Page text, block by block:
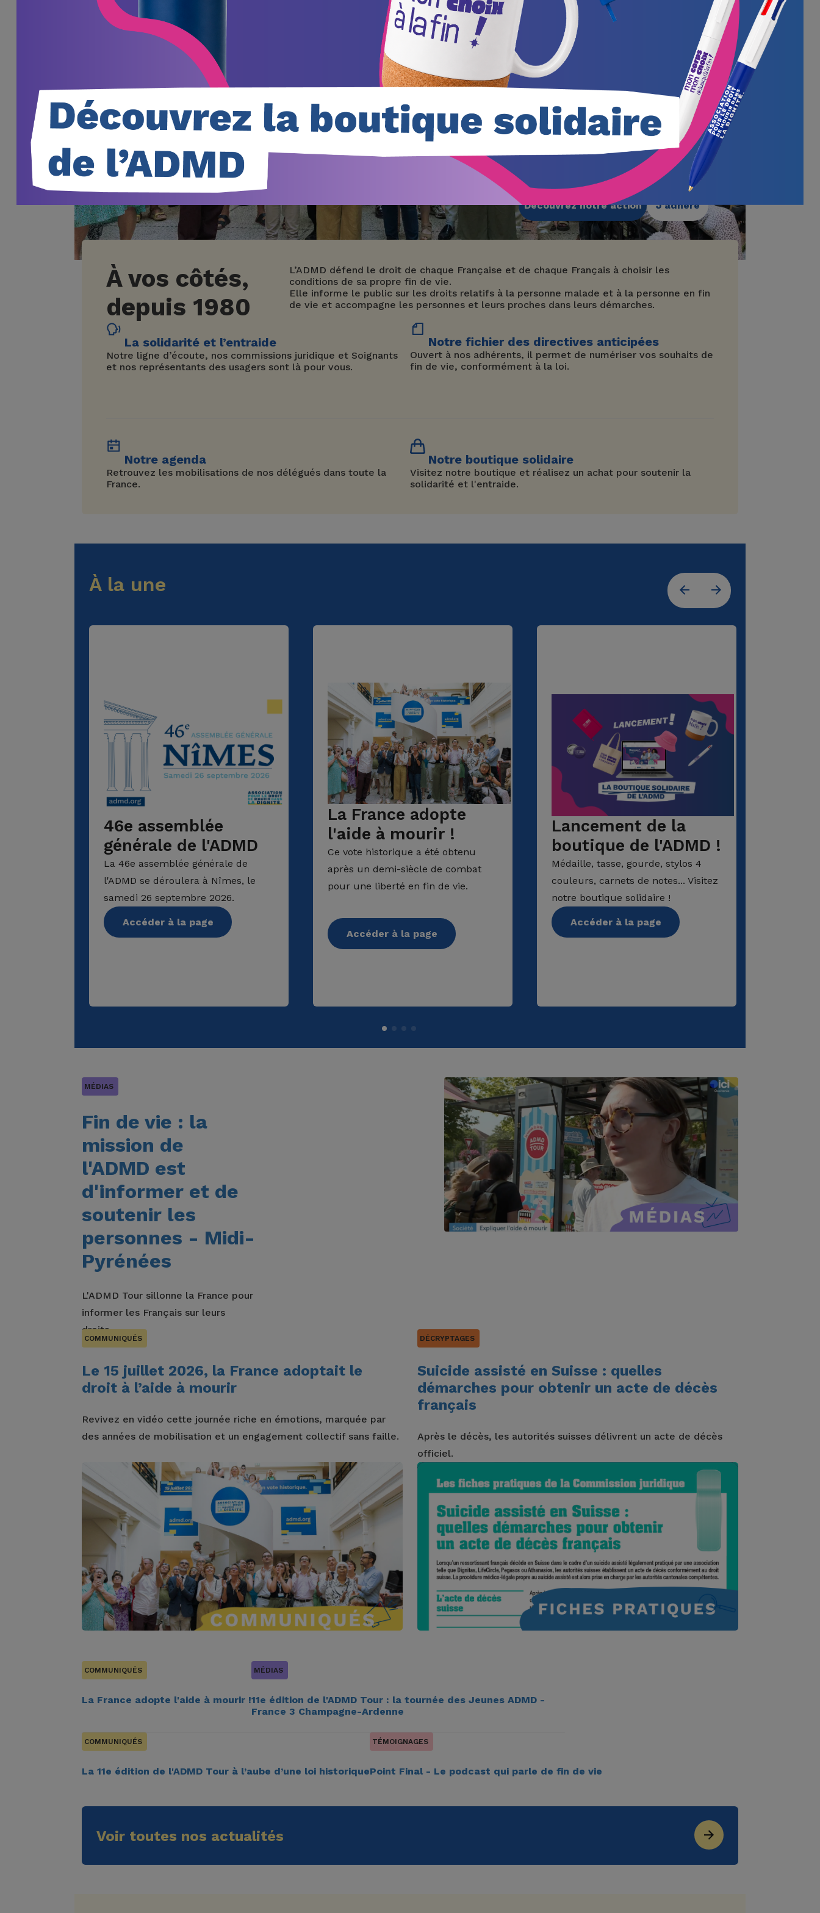
Nous militons pour que
chaque Français puisse
choisir les conditions de sa
propre fin de vie.
Découvrez notre action J'adhère
À vos côtés,
depuis 1980
L’ADMD défend le droit de chaque Française et de chaque Français à choisir les
conditions de sa propre fin de vie.
Elle informe le public sur les droits relatifs à la personne malade et à la personne en fin
de vie et accompagne les personnes et leurs proches dans leurs démarches.
La solidarité et l’entraide
Notre ligne d’écoute, nos commissions juridique et Soignants
et nos représentants des usagers sont là pour vous.
Notre agenda
Retrouvez les mobilisations de nos délégués dans toute la
France.
Notre fichier des directives anticipées
Ouvert à nos adhérents, il permet de numériser vos souhaits de
fin de vie, conformément à la loi.
Notre boutique solidaire
Visitez notre boutique et réalisez un achat pour soutenir la
solidarité et l'entraide.
À la une
46e assemblée
générale de l'ADMD
La 46e assemblée générale de
l'ADMD se déroulera à Nîmes, le
samedi 26 septembre 2026.
Accéder à la page
La France adopte
l'aide à mourir !
Ce vote historique a été obtenu
après un demi-siècle de combat
pour une liberté en fin de vie.
Accéder à la page
Lancement de la
boutique de l'ADMD !
Médaille, tasse, gourde, stylos 4
couleurs, carnets de notes... Visitez
notre boutique solidaire !
Accéder à la page
MÉDIAS
Fin de vie : la
mission de
l'ADMD est
d'informer et de
soutenir les
personnes - Midi-
Pyrénées
L'ADMD Tour sillonne la France pour
informer les Français sur leurs
droits.
COMMUNIQUÉS
Le 15 juillet 2026, la France adoptait le
droit à l’aide à mourir
Revivez en vidéo cette journée riche en émotions, marquée par
des années de mobilisation et un engagement collectif sans faille.
DÉCRYPTAGES
Suicide assisté en Suisse : quelles
démarches pour obtenir un acte de décès
français
Après le décès, les autorités suisses délivrent un acte de décès
officiel.
COMMUNIQUÉS
La France adopte l'aide à mourir !
MÉDIAS
11e édition de l'ADMD Tour : la tournée des Jeunes ADMD -
France 3 Champagne-Ardenne
COMMUNIQUÉS
La 11e édition de l'ADMD Tour à l’aube d’une loi historique
TÉMOIGNAGES
Point Final - Le podcast qui parle de fin de vie
Voir toutes nos actualités